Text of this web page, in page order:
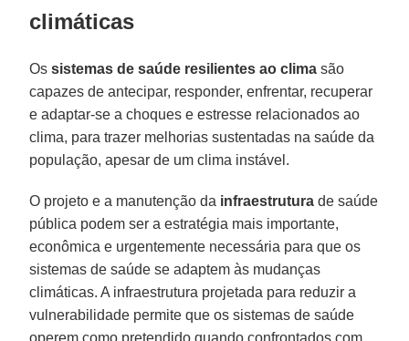
climáticas
Ossistemas de saúde resilientes ao clima são
capazes de antecipar, responder, enfrentar, recuperar
e adaptar-se a choques e estresse relacionados ao
clima, para trazer melhorias sustentadas na saúde da
população, apesar de um clima instável.
O projeto e a manutenção da infraestrutura de saúde
pública podem ser a estratégia mais importante,
econômica e urgentemente necessária para que os
sistemas de saúde se adaptem às mudanças
climáticas. A infraestrutura projetada para reduzir a
vulnerabilidade permite que os sistemas de saúde
operem como pretendido quando confrontados com